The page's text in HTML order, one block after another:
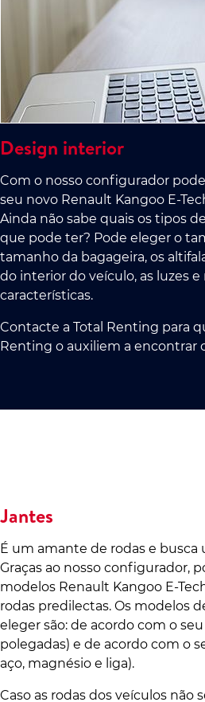
Design interior
Com o nosso configurador
seu novo Renault Kangoo E-
Ainda não sabe quais os tipos
que pode ter? Pode eleger o
tamanho da bagageira, os
do interior do veículo, as luzes
características.
Contacte a Total Renting para
Renting o auxiliem a encontrar
Jantes
É um amante de rodas e busca
Graças ao nosso configurador,
modelos Renault Kangoo E-
rodas predilectas. Os modelos
eleger são: de acordo com o
polegadas) e de acordo com o
aço, magnésio e liga).
Caso as rodas dos veículos não